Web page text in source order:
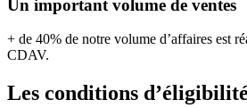
Un important volume de ventes
+ de 40% de notre volume d’affaires est
CDAV.
Les conditions d’éligibilité